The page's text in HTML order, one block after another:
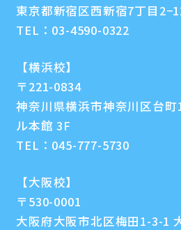
東京都新宿区西新宿7丁目
TEL： 03-4590-0322
【横浜校】
〒221-0834
神奈川県横浜市神奈川区台
ル本館 3F
TEL： 045-777-5730
【大阪校】
〒530-0001
大阪府大阪市北区梅田1-3-1